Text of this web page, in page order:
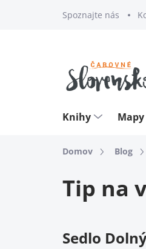
Spoznajte nás
Knihy Mapy
Domov Blog
Tip na
Sedlo